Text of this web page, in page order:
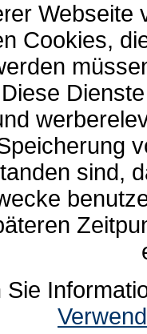
Webseite
Cookies,
sind,
Sie